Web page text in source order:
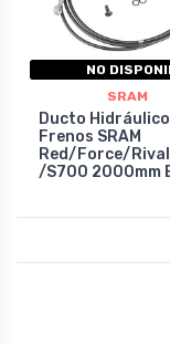
NO
SRAM
Ducto Hidráulico
Frenos SRAM
Red/Force/
/S700 2000mm